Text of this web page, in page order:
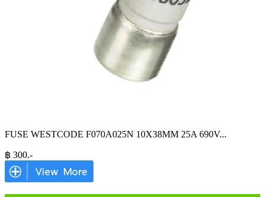
FUSE WESTCODE F070A025N 10X38MM 25A 690V...
฿ 300.-